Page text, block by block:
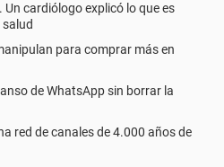
cardiólogo explicó lo que es
para comprar más en
de WhatsApp sin borrar la
red de canales de 4.000 años de